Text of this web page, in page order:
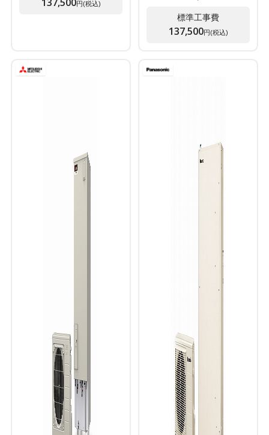
円(税込)
標準工事費
137,500円(税込)